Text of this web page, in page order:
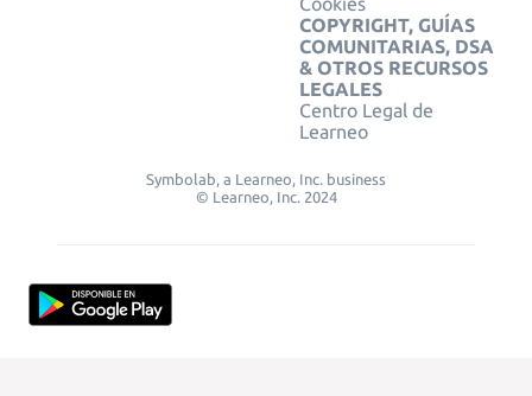
COPYRIGHT, GUÍAS
COMUNITARIAS, DSA
& OTROS RECURSOS
LEGALES
Centro Legal de
Learneo
Symbolab, a Learneo, Inc. business
© Learneo, Inc. 2024